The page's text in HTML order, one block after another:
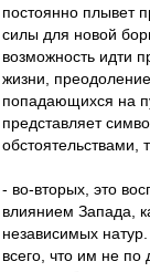
постоянно плывет
силы для новой
возможность идти
жизни, преодоление
попадающихся на
представляет
обстоятельствами,
- во-вторых, это
влиянием Запада,
независимых натур.
всего, что им не по